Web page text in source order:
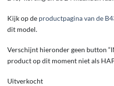
Kijk op de productpagina van de
dit model.
Verschijnt hieronder geen button
product op dit moment niet als
Uitverkocht